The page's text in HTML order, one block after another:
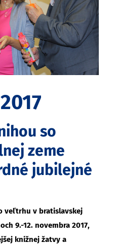
so
zeme
jubilejné
veľtrhu v bratislavskej
9.-12. novembra 2017,
knižnej žatvy a